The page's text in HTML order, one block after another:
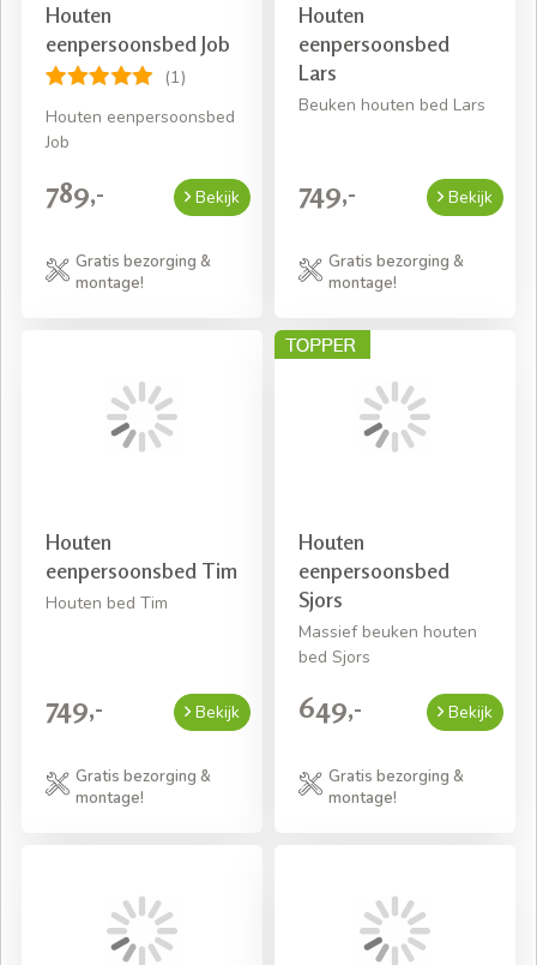
Houten
eenpersoonsbed Job
(1)
Houten eenpersoonsbed
Job
789,- Bekijk
Gratis bezorging &
montage!
Houten
eenpersoonsbed
Lars
Beuken houten bed Lars
749,- Bekijk
Gratis bezorging &
montage!
Houten
eenpersoonsbed Tim
Houten bed Tim
749,- Bekijk
Gratis bezorging &
montage!
Houten
eenpersoonsbed
Sjors
Massief beuken houten
bed Sjors
649,- Bekijk
Gratis bezorging &
montage!